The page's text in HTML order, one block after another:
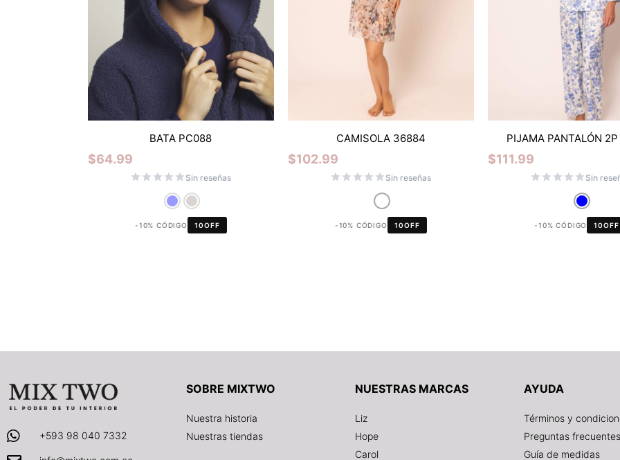
BATA PC088
$64.99
Sin reseñas
-10% CÓDIGO 10OFF
CAMISOLA 36884
$102.99
Sin reseñas
-10% CÓDIGO 10OFF
PIJAMA PANTALÓN
$111.99
Sin
-10% CÓDIGO 10OFF
+593 98 040 7332
SOBRE MIXTWO
Nuestra historia
Nuestras tiendas
NUESTRAS MARCAS
Liz
Hope
Carol
AYUDA
Términos y
Preguntas frecuentes
Guía de medidas